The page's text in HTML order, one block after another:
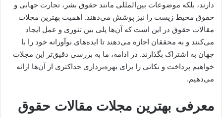
دارند، بلکه موضوعات بین‌المللی مانند حقوق بشر، تجارت جهانی و
حقوق محیط زیست را نیز پوشش می‌دهند. اهمیت بهترین مجلات
مقالات حقوق در این است که آن‌ها پلی بین تئوری و عمل ایجاد
می‌کنند و به محققان اجازه می‌دهند تا ایده‌های نوآورانه خود را با
جهان به اشتراک بگذارند. در ادامه، ما به بررسی دقیق‌تر این مجلات
خواهیم پرداخت و نکاتی را برای بهره‌برداری حداکثری از آن‌ها ارائه
می‌دهیم.
معرفی بهترین مجلات مقالات حقوق